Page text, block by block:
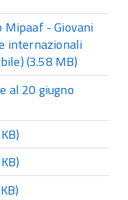
Mipaaf - Giovani
internazionali
(3.58 MB)
al 20 giugno